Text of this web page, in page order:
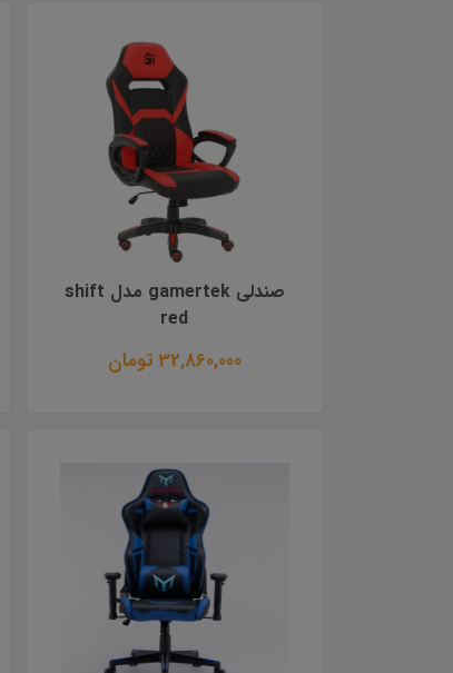
صندلی gamertek مدل shift
red
32,860,000 تومان